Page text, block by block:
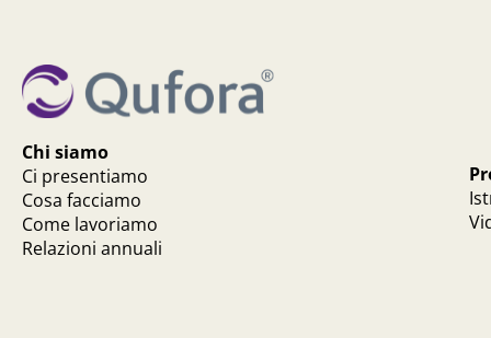
Chi siamo
Ci presentiamo
Cosa facciamo
Come lavoriamo
Relazioni annuali